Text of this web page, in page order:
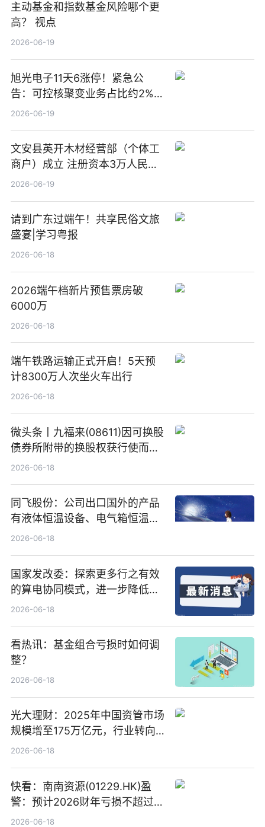
主动基金和指数基金风险哪个更
高？ 视点
2026-06-19
旭光电子11天6涨停！紧急公
告：可控核聚变业务占比约2%！
前沿热点
2026-06-19
文安县英开木材经营部（个体工
商户）成立 注册资本3万人民币
新要闻
2026-06-19
请到广东过端午！共享民俗文旅
盛宴|学习粤报
2026-06-18
2026端午档新片预售票房破
6000万
2026-06-18
端午铁路运输正式开启！5天预
计8300万人次坐火车出行
2026-06-18
微头条丨九福来(08611)因可换股
债券所附带的换股权获行使而发
行5200万股
2026-06-18
同飞股份：公司出口国外的产品
有液体恒温设备、电气箱恒温装
置、纯水冷却单元和特种换热器
2026-06-18
国家发改委：探索更多行之有效
的算电协同模式，进一步降低网
络传输时延_最资讯
2026-06-18
看热讯：基金组合亏损时如何调
整？
2026-06-18
光大理财：2025年中国资管市场
规模增至175万亿元，行业转向
“量质并重”
2026-06-18
快看：南南资源(01229.HK)盈
警：预计2026财年亏损不超过
1000万港元
2026-06-18